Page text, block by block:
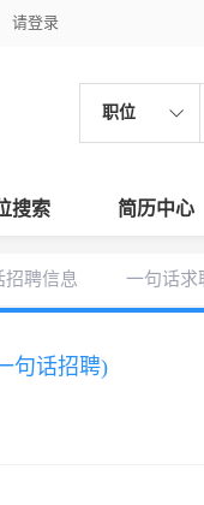
请登录
职位
搜索 简历中心
招聘信息 一句话求
句话招聘)